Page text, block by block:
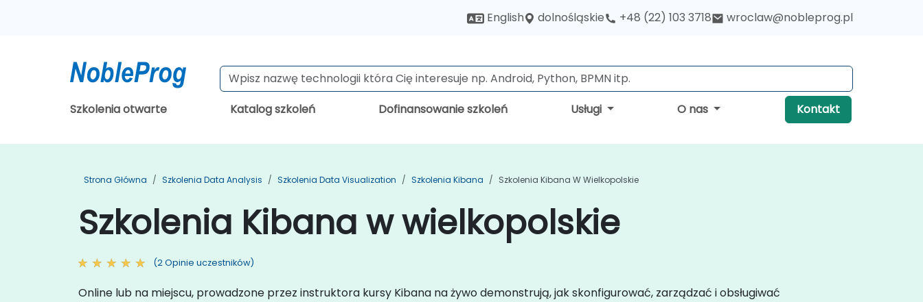
English dolnośląskie +48 (22) 103 3718 wroclaw@nobleprog.pl
Szkolenia otwarte Katalog szkoleń Dofinansowanie szkoleń Usługi O nas Kontakt
Strona Główna Szkolenia Data Analysis Szkolenia Data Visualization Szkolenia Kibana Szkolenia Kibana W Wielkopolskie
Szkolenia Kibana w wielkopolskie
(2 Opinie uczestników)
Online lub na miejscu, prowadzone przez instruktora kursy Kibana na żywo demonstrują, jak skonfigurować, zarządzać i obsługiwać